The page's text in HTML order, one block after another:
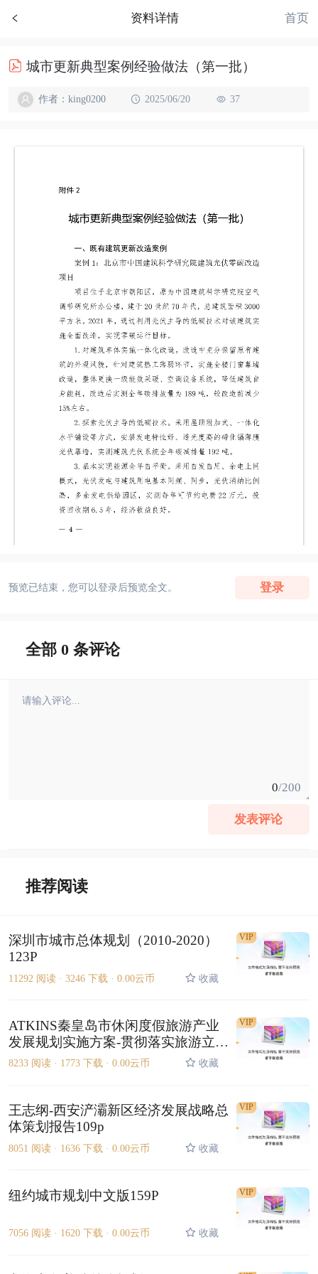
资料详情 首页
城市更新典型案例经验做法（第一批）
作者：king0200 2025/06/20 37
预览已结束，您可以登录后预览全文。 登录
全部 0 条评论
0/200
发表评论
推荐阅读
深圳市城市总体规划（2010-2020）
123P
11292 阅读 · 3246 下载 · 0.00云币 收藏
VIP
ATKINS秦皇岛市休闲度假旅游产业
发展规划实施方案-贯彻落实旅游立市
发展战略167p
8233 阅读 · 1773 下载 · 0.00云币 收藏
VIP
王志纲-西安浐灞新区经济发展战略总
体策划报告109p
8051 阅读 · 1636 下载 · 0.00云币 收藏
VIP
纽约城市规划中文版159P
7056 阅读 · 1620 下载 · 0.00云币 收藏
VIP